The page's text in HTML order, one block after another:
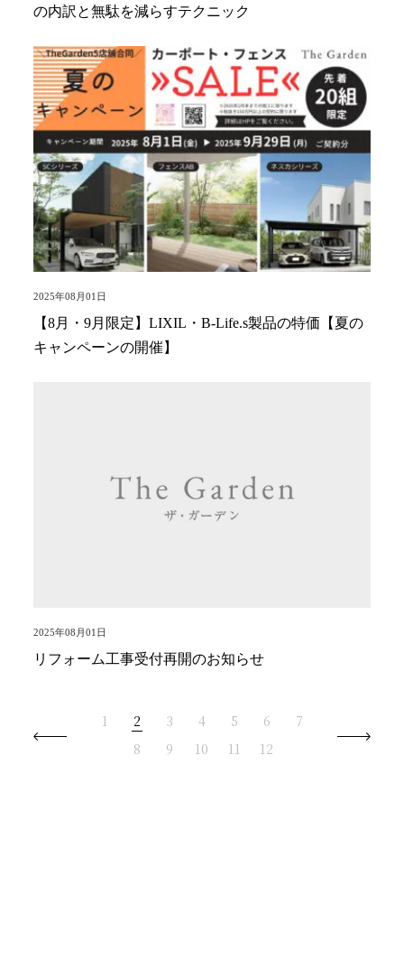
の内訳と無駄を減らすテクニック
2025年08月01日
【8月・9月限定】LIXIL・B-Life.s製品の特価【夏の
キャンペーンの開催】
2025年08月01日
リフォーム工事受付再開のお知らせ
1 2 3 4 5 6
7
8
9 10 11 12